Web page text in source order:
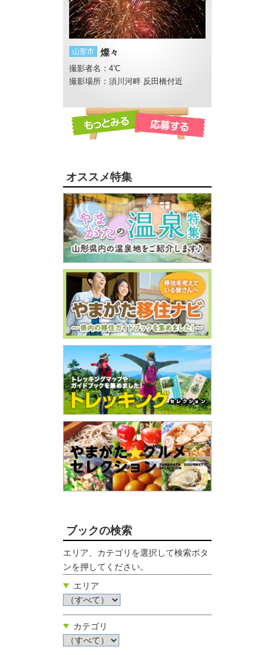
山形市 燦々
撮影者名：4℃
撮影場所：須川河畔 反田橋付近
オススメ特集
ブックの検索
エリア、カテゴリを選択して検索ボタ
ンを押してください。
エリア
カテゴリ